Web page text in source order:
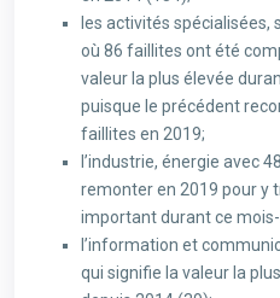
les activités
où 86 faillites ont été
valeur la plus élevée
puisque le précédent
faillites en 2019;
l’industrie, énergie avec
remonter en 2019 pour y
important durant ce
l’information et
qui signifie la valeur la